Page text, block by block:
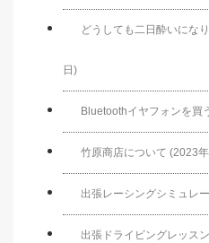
どうしても二日酔いにな
日)
Bluetoothイヤフォンを買
竹原商店について (2023
出張レーシングシミュレ
出張ドライビングレッス